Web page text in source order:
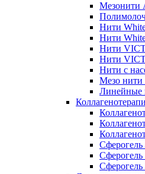
Мезонити
Нити
Нити
Нити
Нити
Нити с
Мезо нити
Линейные